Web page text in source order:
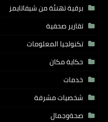
برقية تهنئة من شيفاتايمز
تقارير صحفية
تكنولجيا المعلومات
حكاية مكان
خدمات
شخصيات مشرفة
صحةوجمال